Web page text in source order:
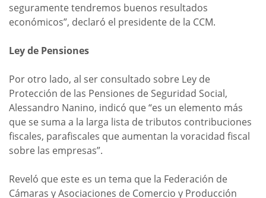
seguramente tendremos buenos resultados
económicos”, declaró el presidente de la CCM.
Ley de Pensiones
Por otro lado, al ser consultado sobre Ley de
Protección de las Pensiones de Seguridad Social,
Alessandro Nanino, indicó que “es un elemento más
que se suma a la larga lista de tributos contribuciones
fiscales, parafiscales que aumentan la voracidad fiscal
sobre las empresas”.
Reveló que este es un tema que la Federación de
Cámaras y Asociaciones de Comercio y Producción